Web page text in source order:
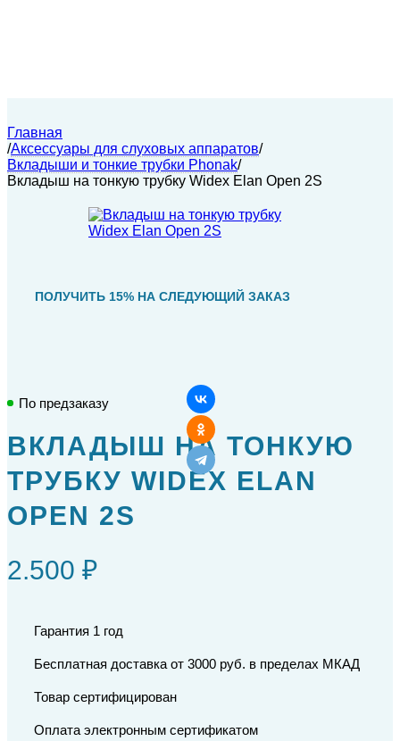
Главная
/Аксессуары для слуховых аппаратов/
Вкладыши и тонкие трубки Phonak/
Вкладыш на тонкую трубку Widex Elan Open 2S
ПОЛУЧИТЬ 15% НА СЛЕДУЮЩИЙ ЗАКАЗ
По предзаказу
ВКЛАДЫШ НА ТОНКУЮ
ТРУБКУ WIDEX ELAN
OPEN 2S
2.500 ₽
Гарантия 1 год
Бесплатная доставка от 3000 руб. в пределах МКАД
Товар сертифицирован
Оплата электронным сертификатом